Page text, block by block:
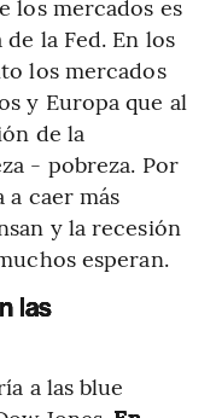
los mercados es
la Fed. En los
los mercados
y Europa que al
de la
- pobreza. Por
caer más
y la recesión
esperan.
las
a las blue